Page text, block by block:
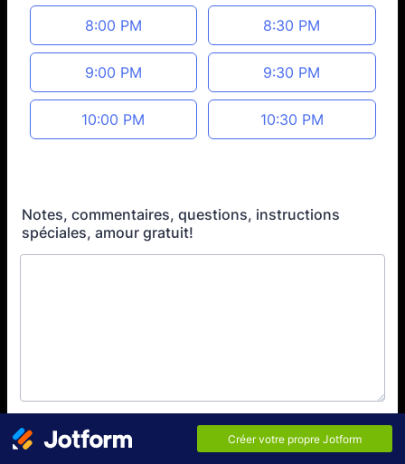
8:00 PM 8:30 PM
9:00 PM 9:30 PM
10:00 PM 10:30 PM
Notes, commentaires, questions, instructions
spéciales, amour gratuit!